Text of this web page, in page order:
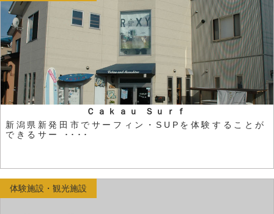
Ｃａｋａｕ Ｓｕｒｆ
新潟県新発田市でサーフィン・SUPを体験することが
できるサー ････
体験施設・観光施設